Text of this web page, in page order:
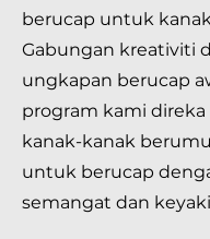
berucap untuk
Gabungan kreativiti
ungkapan berucap
program kami
kanak-kanak
untuk berucap
semangat dan